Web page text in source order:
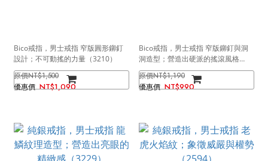
Bico戒指，男士戒指 窄版圓形鉚釘
設計；不可動搖的力量（3210）
NT$1,500
NT$1,090
Bico戒指，男士戒指 窄版鉚釘與洞
洞造型；營造出硬派的搖滾風格
（3209）
NT$1,190
NT$990